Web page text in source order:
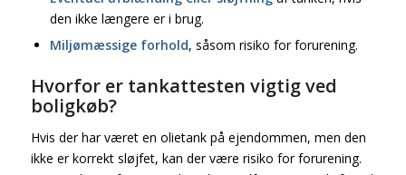
den ikke længere er i brug.
Miljømæssige forhold, såsom risiko for forurening.
Hvorfor er tankattesten vigtig ved
boligkøb?
Hvis der har været en olietank på ejendommen, men den
ikke er korrekt sløjfet, kan der være risiko for forurening.